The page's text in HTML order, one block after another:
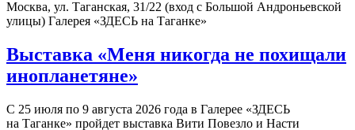
Москва, ул. Таганская, 31/22 (вход с Большой Андроньевской
улицы) Галерея «ЗДЕСЬ на Таганке»
Выставка «Меня никогда не похищали
инопланетяне»
С 25 июля по 9 августа 2026 года в Галерее «ЗДЕСЬ
на Таганке» пройдет выставка Вити Повезло и Насти